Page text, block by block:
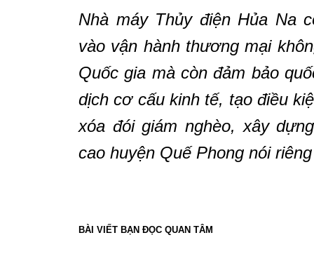
Nhà máy Thủy điện Hủa Na
vào vận hành thương mại
Quốc gia mà còn đảm bảo
dịch cơ cấu kinh tế, tạo điều
xóa đói giám nghèo, xây
cao huyện Quế Phong nói
BÀI VIẾT BẠN ĐỌC QUAN TÂM